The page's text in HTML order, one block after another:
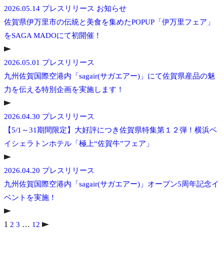
2026.05.14 プレスリリース お知らせ
佐賀県伊万里市の伝統と美食を集めたPOPUP「伊万里フェア」
をSAGA MADOにて初開催！
2026.05.01 プレスリリース
九州佐賀国際空港内「sagair(サガエアー)」にて佐賀県産品の魅
力を伝える特別企画を実施します！
2026.04.30 プレスリリース
【5/1～31期間限定】大好評につき佐賀県特集第１２弾！横浜ベ
イシェラトンホテル「極上“佐賀牛”フェア」
2026.04.20 プレスリリース
九州佐賀国際空港内「sagair(サガエアー)」オープン5周年記念イ
ベントを実施！
1 2 3 … 12